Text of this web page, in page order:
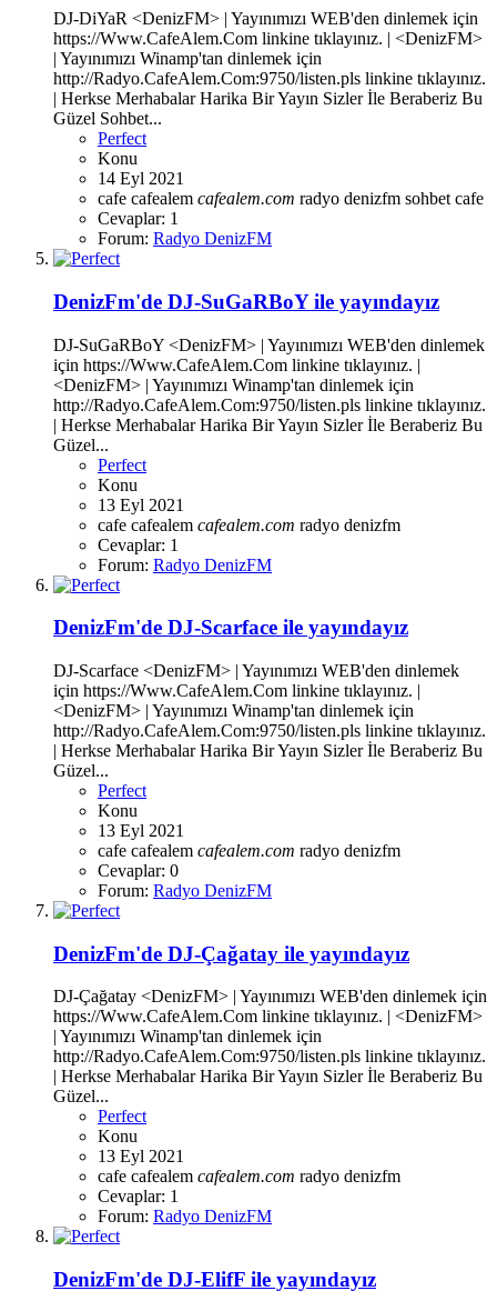
DJ-DiYaR <DenizFM> | Yayınımızı WEB'den dinlemek için
https://Www.CafeAlem.Com linkine tıklayınız. | <DenizFM>
| Yayınımızı Winamp'tan dinlemek için
http://Radyo.CafeAlem.Com:9750/listen.pls linkine tıklayınız.
| Herkse Merhabalar Harika Bir Yayın Sizler İle Beraberiz Bu
Güzel Sohbet...
Perfect
Konu
14 Eyl 2021
cafe cafealem cafealem.com radyo denizfm sohbet cafe
Cevaplar: 1
Forum: Radyo DenizFM
DenizFm'de DJ-SuGaRBoY ile yayındayız
DJ-SuGaRBoY <DenizFM> | Yayınımızı WEB'den dinlemek
için https://Www.CafeAlem.Com linkine tıklayınız. |
<DenizFM> | Yayınımızı Winamp'tan dinlemek için
http://Radyo.CafeAlem.Com:9750/listen.pls linkine tıklayınız.
| Herkse Merhabalar Harika Bir Yayın Sizler İle Beraberiz Bu
Güzel...
Perfect
Konu
13 Eyl 2021
cafe cafealem cafealem.com radyo denizfm
Cevaplar: 1
Forum: Radyo DenizFM
DenizFm'de DJ-Scarface ile yayındayız
DJ-Scarface <DenizFM> | Yayınımızı WEB'den dinlemek
için https://Www.CafeAlem.Com linkine tıklayınız. |
<DenizFM> | Yayınımızı Winamp'tan dinlemek için
http://Radyo.CafeAlem.Com:9750/listen.pls linkine tıklayınız.
| Herkse Merhabalar Harika Bir Yayın Sizler İle Beraberiz Bu
Güzel...
Perfect
Konu
13 Eyl 2021
cafe cafealem cafealem.com radyo denizfm
Cevaplar: 0
Forum: Radyo DenizFM
DenizFm'de DJ-Çağatay ile yayındayız
DJ-Çağatay <DenizFM> | Yayınımızı WEB'den dinlemek için
https://Www.CafeAlem.Com linkine tıklayınız. | <DenizFM>
| Yayınımızı Winamp'tan dinlemek için
http://Radyo.CafeAlem.Com:9750/listen.pls linkine tıklayınız.
| Herkse Merhabalar Harika Bir Yayın Sizler İle Beraberiz Bu
Güzel...
Perfect
Konu
13 Eyl 2021
cafe cafealem cafealem.com radyo denizfm
Cevaplar: 1
Forum: Radyo DenizFM
DenizFm'de DJ-ElifF ile yayındayız